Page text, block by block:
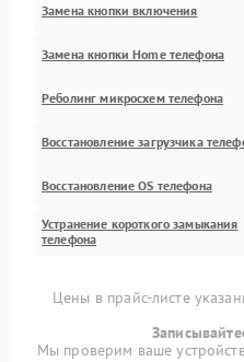
Замена кнопки включения
Замена кнопки Home телефона
Реболинг микросхем телефона
Восстановление загрузчика
Восстановление OS телефона
Устранение короткого замыкания
телефона
Цены в прайс-листе
Мы проверим ваше